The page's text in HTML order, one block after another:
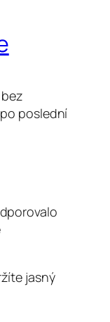
poslední
jasný